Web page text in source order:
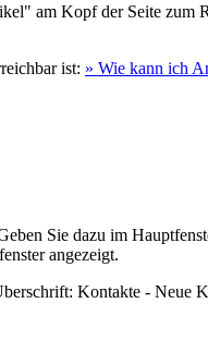
am Kopf der Seite
ist: » Wie kann ich
Sie dazu im
angezeigt.
Kontakte - Neue